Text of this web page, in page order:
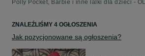
Polly Pocket, Barbie i inne lalki dla dzieci -
ZNALEŹLIŚMY 4 OGŁOSZENIA
Jak pozycjonowane są ogłoszenia?